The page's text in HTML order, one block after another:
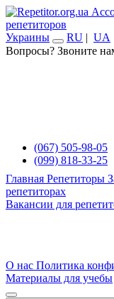
репетиторов
Украины
RU | UA
Вопросы? Звоните
(067) 505-98-05
(099) 818-33-25
Главная Репетиторы
репетиторах
Вакансии для
О нас Политика
Материалы для учебы